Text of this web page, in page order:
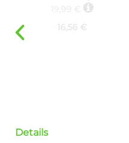
19,99 €
16,56 €
Details